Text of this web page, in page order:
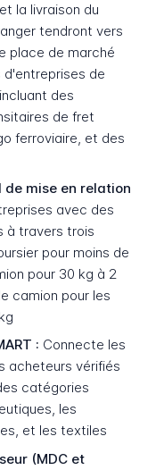
la livraison du
tendront vers
place de marché
d'entreprises de
des
de fret
ferroviaire, et des
de mise en relation
avec des
à travers trois
pour moins de
pour 30 kg à 2
camion pour les
: Connecte les
acheteurs vérifiés
catégories
les
et les textiles
(MDC et